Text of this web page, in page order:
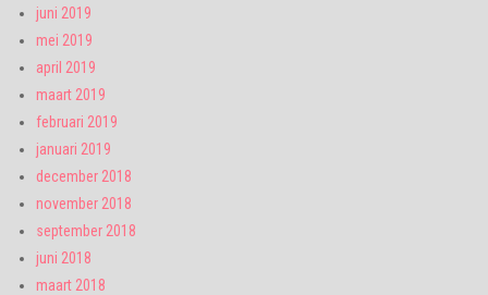
juni 2019
mei 2019
april 2019
maart 2019
februari 2019
januari 2019
december 2018
november 2018
september 2018
juni 2018
maart 2018